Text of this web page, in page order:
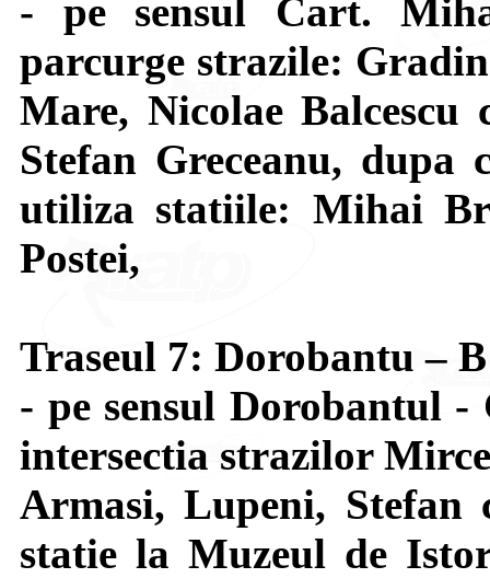
- pe sensul Cart.
parcurge strazile:
Mare, Nicolae
Stefan Greceanu, dupa
utiliza statiile: Mihai
Postei,
Traseul 7: Dorobantu –
- pe sensul Dorobantul
intersectia strazilor
Armasi, Lupeni, Stefan
statie la Muzeul de